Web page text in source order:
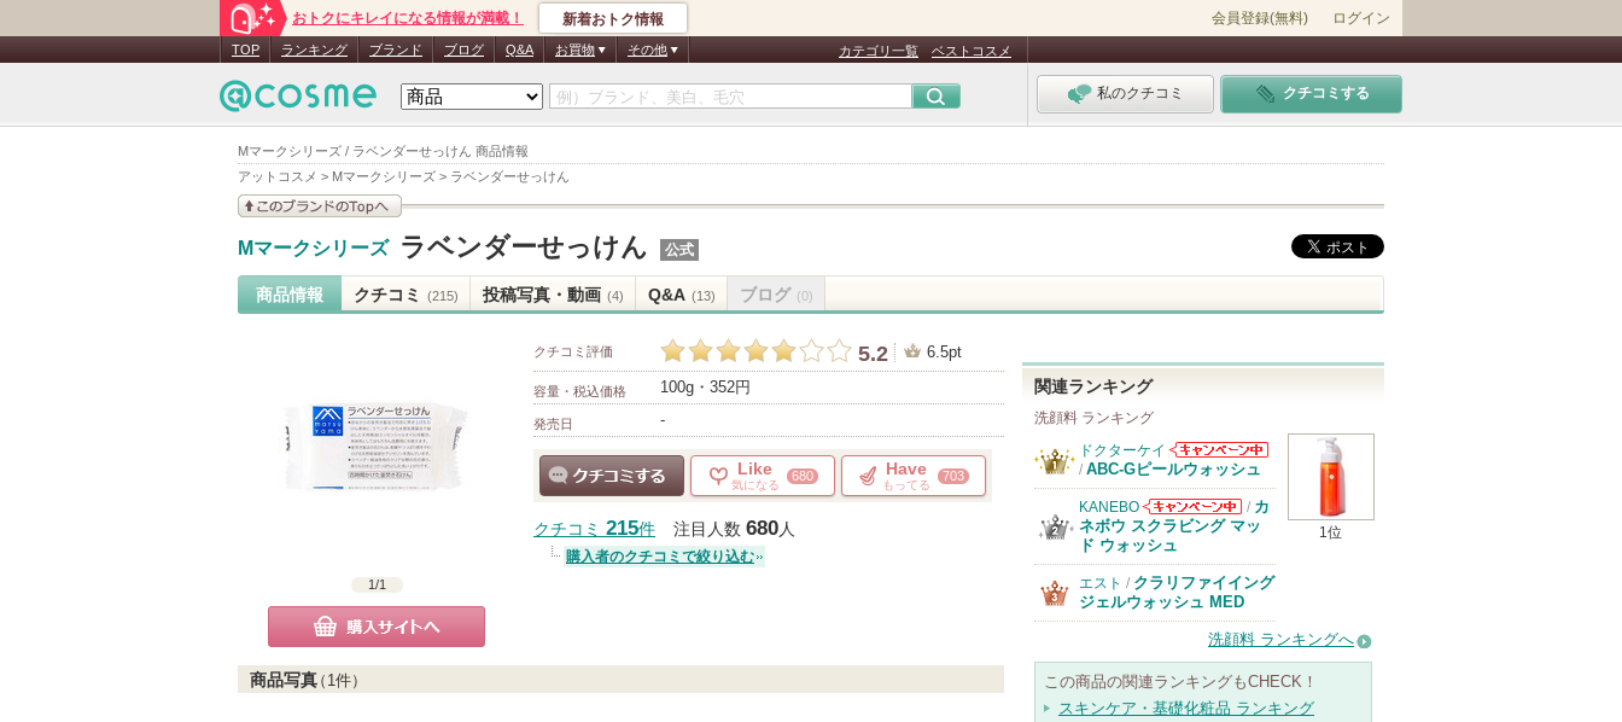
Mマークシリーズ / ラベンダーせっけん 商品情報
アットコスメ > Mマークシリーズ > ラベンダーせっけん
おトクにキレイになる情報が満載！ 新着おトク情報 会員登録(無料) ログイン
TOP ランキング ブランド ブログ Q&A お買物 その他 カテゴリ一覧 ベストコスメ
私のクチコミ クチコミする
Mマークシリーズ ラベンダーせっけん 公式
商品情報 クチコミ (215) 投稿写真・動画 (4) Q&A (13) ブログ (0)
1/1
購入サイトへ
クチコミ評価 5.2 6.5pt
容量・税込価格 100g・352円
発売日 -
Like
気になる
680 Have
もってる
703
クチコミ 215件 注目人数 680人
購入者のクチコミで絞り込む
商品写真（ 1件）
関連ランキング
洗顔料 ランキング
1位
ドクターケイ
ドクターケイか
らのお知らせが
あります
/ ABC-Gピールウォッシュ
KANEBO
KANEBOから
のお知らせがあ
/ カ
ネボウ スクラビング マッ
ド ウォッシュ
エスト / クラリファイイング
ジェルウォッシュ MED
洗顔料 ランキングへ
この商品の関連ランキングもCHECK！
スキンケア・基礎化粧品 ランキング